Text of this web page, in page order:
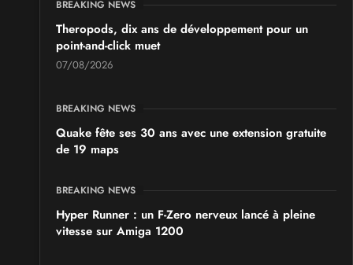
BREAKING NEWS
Theropods, dix ans de développement pour un
point-and-click muet
07/08/2026
BREAKING NEWS
Quake fête ses 30 ans avec une extension gratuite
de 19 maps
BREAKING NEWS
Hyper Runner : un F-Zero nerveux lancé à pleine
vitesse sur Amiga 1200